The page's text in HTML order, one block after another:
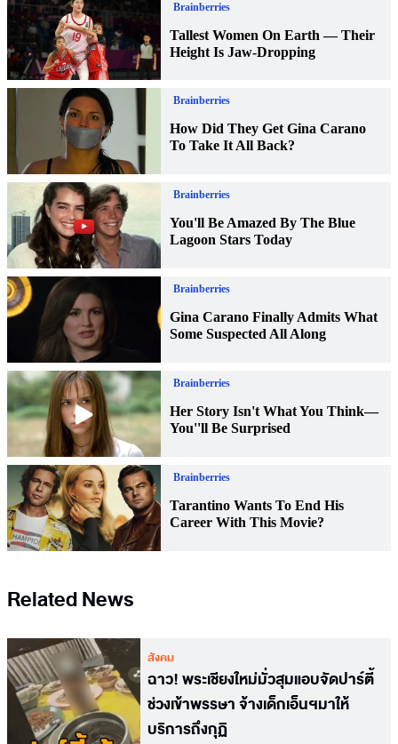
Related News
สังคม
ฉาว! พระเชียงใหม่มั่วสุมแอบจัดปาร์ตี้
ช่วงเข้าพรรษา จ้างเด็กเอ็นฯมาให้
บริการถึงกุฏิ